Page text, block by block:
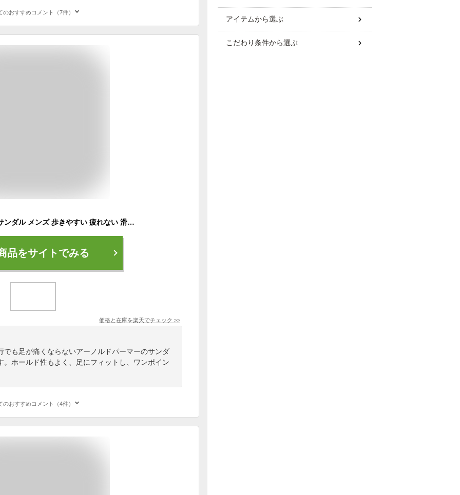
のおすすめコメント（7件）
アーノルドパーマー サンダル メンズ 歩きやすい 疲れない 滑らない 痛くない 脱げない 軽量 マジックテープ おしゃれ スポサン スポーツサンダル Arnold Palmer AL5051 黒 オールブラック シューズ 靴 【2404】 送料無料
品をサイトでみる
価格と在庫を楽天でチェック >>
でも足が痛くならないアーノルドパーマーのサンダ
。ホールド性もよく、足にフィットし、ワンポイン
のおすすめコメント（4件）
アイテムから選ぶ
こだわり条件から選ぶ